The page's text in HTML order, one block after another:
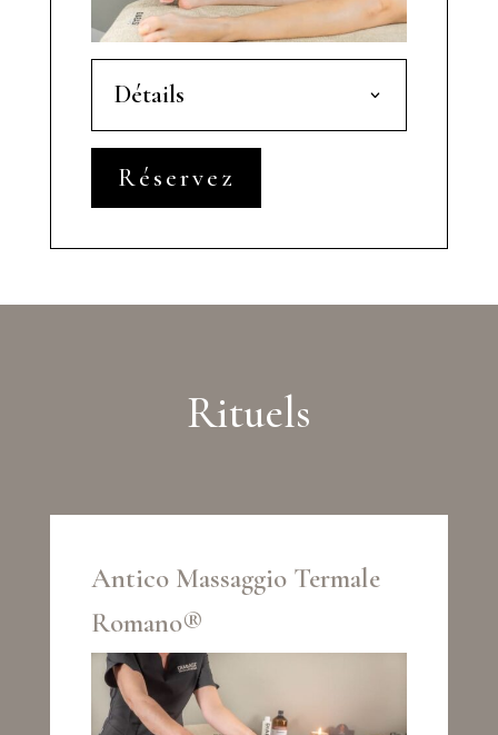
Détails
Réservez
Rituels
Antico Massaggio Termale
Romano®